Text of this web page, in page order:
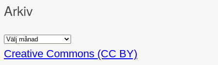
Arkiv
Arkiv
Creative Commons (CC BY)